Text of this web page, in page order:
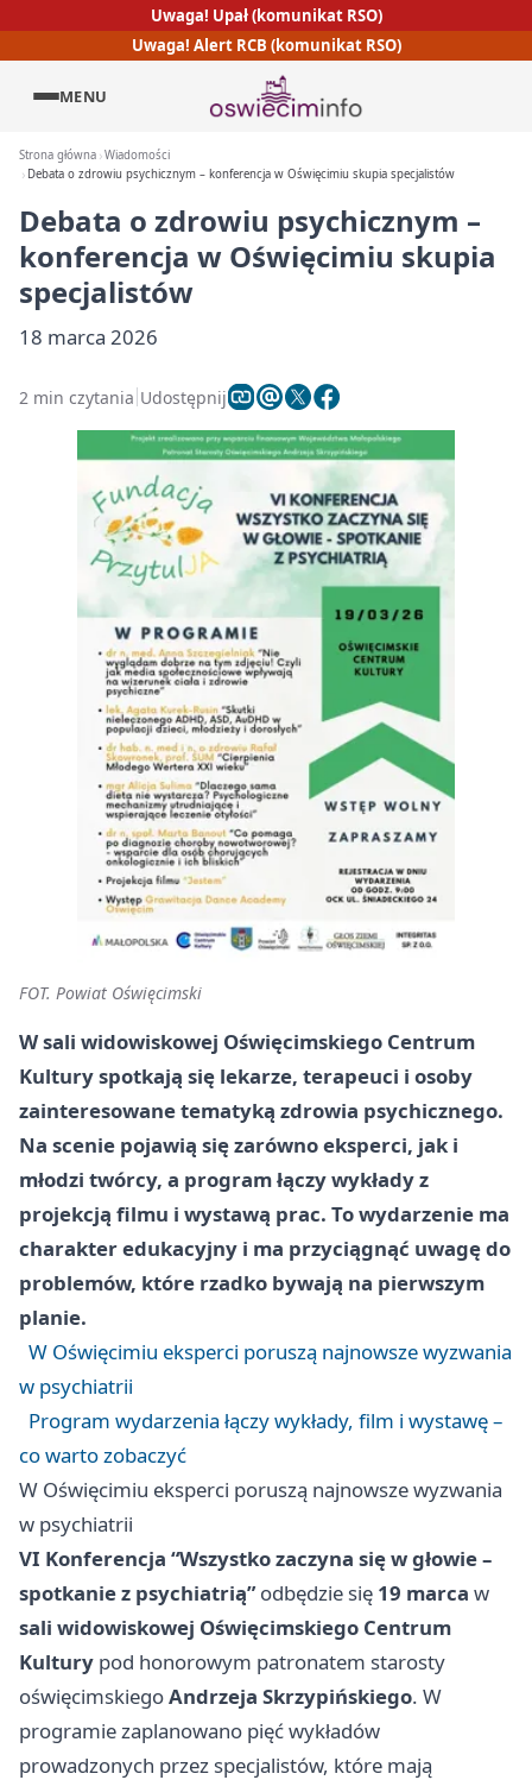
Uwaga! Upał (komunikat RSO)
Uwaga! Alert RCB (komunikat RSO)
MENU
Strona główna Wiadomości
Debata o zdrowiu psychicznym – konferencja w Oświęcimiu skupia specjalistów
Debata o zdrowiu psychicznym –
konferencja w Oświęcimiu skupia
specjalistów
18 marca 2026
2 min czytania Udostępnij
FOT. Powiat Oświęcimski
W sali widowiskowej Oświęcimskiego Centrum
Kultury spotkają się lekarze, terapeuci i osoby
zainteresowane tematyką zdrowia psychicznego.
Na scenie pojawią się zarówno eksperci, jak i
młodzi twórcy, a program łączy wykłady z
projekcją filmu i wystawą prac. To wydarzenie ma
charakter edukacyjny i ma przyciągnąć uwagę do
problemów, które rzadko bywają na pierwszym
planie.
W Oświęcimiu eksperci poruszą najnowsze wyzwania
w psychiatrii
Program wydarzenia łączy wykłady, film i wystawę –
co warto zobaczyć
W Oświęcimiu eksperci poruszą najnowsze wyzwania
w psychiatrii
VI Konferencja “Wszystko zaczyna się w głowie –
spotkanie z psychiatrią”odbędzie się 19 marca w
sali widowiskowej Oświęcimskiego Centrum
Kultury pod honorowym patronatem starosty
oświęcimskiegoAndrzeja Skrzypińskiego. W
programie zaplanowano pięć wykładów
prowadzonych przez specjalistów, które mają